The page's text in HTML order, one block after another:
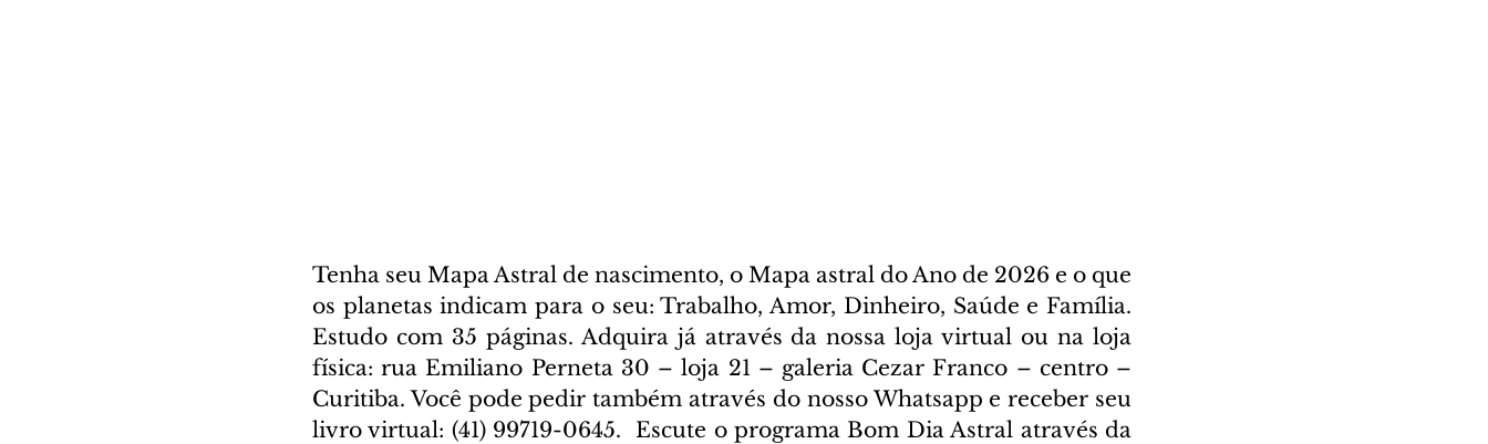
Tenha seu Mapa Astral de nascimento, o Mapa astral do Ano de 2026 e o que
os planetas indicam para o seu: Trabalho, Amor, Dinheiro, Saúde e Família.
Estudo com 35 páginas. Adquira já através da nossa loja virtual ou na loja
física: rua Emiliano Perneta 30 – loja 21 – galeria Cezar Franco – centro –
Curitiba. Você pode pedir também através do nosso Whatsapp e receber seu
livro virtual: (41) 99719-0645.
Escute o programa Bom Dia Astral através da